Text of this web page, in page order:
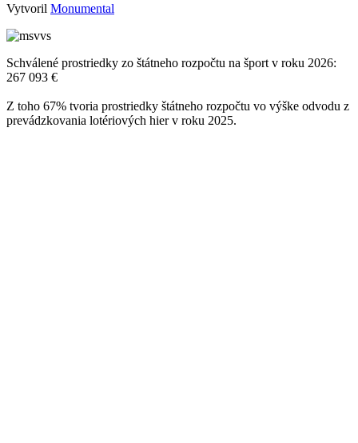
Vytvoril Monumental
Schválené prostriedky zo štátneho rozpočtu na šport v roku 2026:
267 093 €
Z toho 67% tvoria prostriedky štátneho rozpočtu vo výške odvodu z
prevádzkovania lotériových hier v roku 2025.